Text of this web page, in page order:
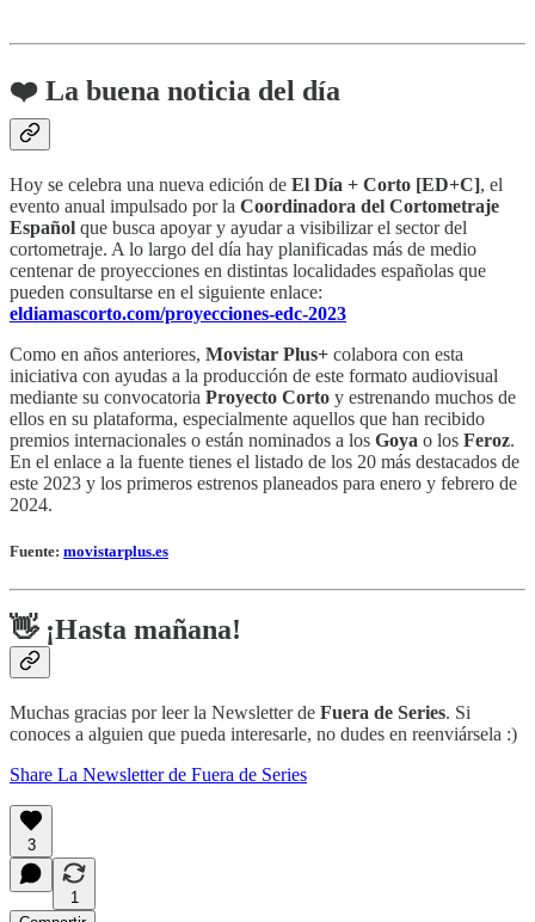
❤️ La buena noticia del día
Hoy se celebra una nueva edición de El Día + Corto [ED+C], el
evento anual impulsado por la Coordinadora del Cortometraje
Español que busca apoyar y ayudar a visibilizar el sector del
cortometraje. A lo largo del día hay planificadas más de medio
centenar de proyecciones en distintas localidades españolas que
pueden consultarse en el siguiente enlace:
eldiamascorto.com/proyecciones-edc-2023
Como en años anteriores, Movistar Plus+ colabora con esta
iniciativa con ayudas a la producción de este formato audiovisual
mediante su convocatoria Proyecto Corto y estrenando muchos de
ellos en su plataforma, especialmente aquellos que han recibido
premios internacionales o están nominados a los Goya o los Feroz.
En el enlace a la fuente tienes el listado de los 20 más destacados de
este 2023 y los primeros estrenos planeados para enero y febrero de
2024.
Fuente: movistarplus.es
👋 ¡Hasta mañana!
Muchas gracias por leer la Newsletter de Fuera de Series. Si
conoces a alguien que pueda interesarle, no dudes en reenviársela :)
Share La Newsletter de Fuera de Series
3
1